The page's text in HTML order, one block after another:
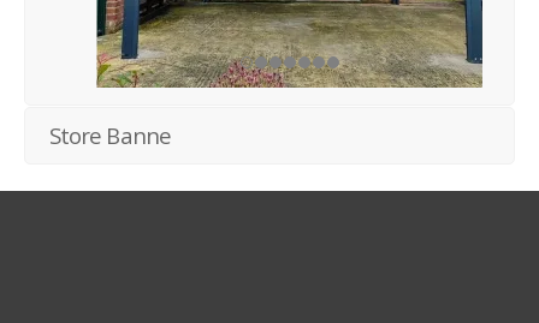
Store Banne